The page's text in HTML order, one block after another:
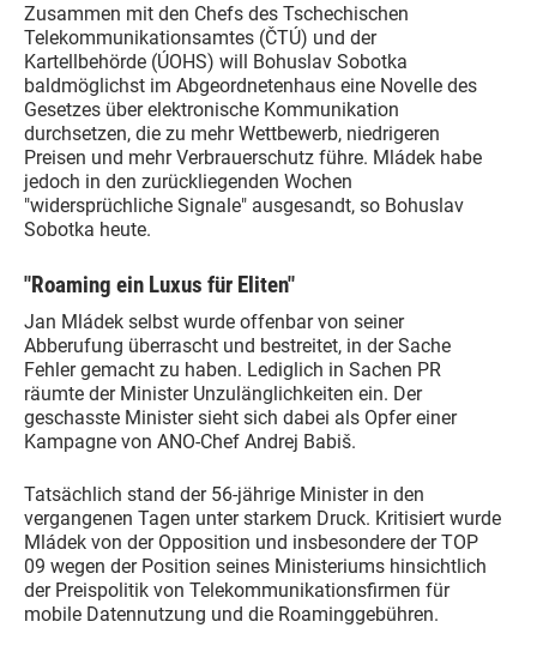
Zusammen mit den Chefs des Tschechischen
Telekommunikationsamtes (ČTÚ) und der
Kartellbehörde (ÚOHS) will Bohuslav Sobotka
baldmöglichst im Abgeordnetenhaus eine Novelle des
Gesetzes über elektronische Kommunikation
durchsetzen, die zu mehr Wettbewerb, niedrigeren
Preisen und mehr Verbrauerschutz führe. Mládek habe
jedoch in den zurückliegenden Wochen
"widersprüchliche Signale" ausgesandt, so Bohuslav
Sobotka heute.
"Roaming ein Luxus für Eliten"
Jan Mládek selbst wurde offenbar von seiner
Abberufung überrascht und bestreitet, in der Sache
Fehler gemacht zu haben. Lediglich in Sachen PR
räumte der Minister Unzulänglichkeiten ein. Der
geschasste Minister sieht sich dabei als Opfer einer
Kampagne von ANO-Chef Andrej Babiš.
Tatsächlich stand der 56-jährige Minister in den
vergangenen Tagen unter starkem Druck. Kritisiert wurde
Mládek von der Opposition und insbesondere der TOP
09 wegen der Position seines Ministeriums hinsichtlich
der Preispolitik von Telekommunikationsfirmen für
mobile Datennutzung und die Roaminggebühren.